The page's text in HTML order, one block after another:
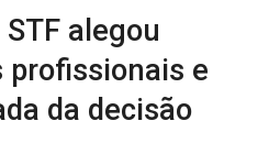
alegou
profissionais e
da decisão